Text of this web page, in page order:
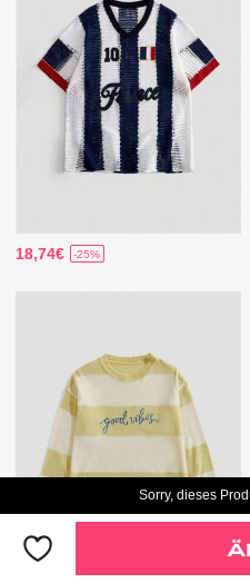
18,74€ -25%
Sorry, dieses